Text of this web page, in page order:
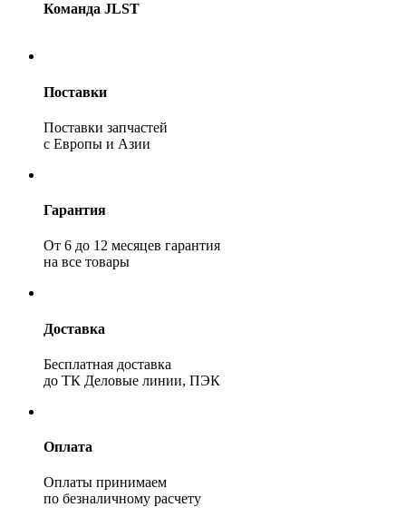
Команда JLST
Поставки
Поставки запчастей
с Европы и Азии
Гарантия
От 6 до 12 месяцев гарантия
на все товары
Доставка
Бесплатная доставка
до ТК Деловые линии, ПЭК
Оплата
Оплаты принимаем
по безналичному расчету